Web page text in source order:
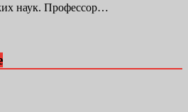
наук. Профессор…